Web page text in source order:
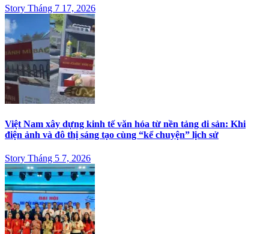
Story Tháng 7 17, 2026
Việt Nam xây dựng kinh tế văn hóa từ nền tảng di sản: Khi
điện ảnh và đô thị sáng tạo cùng “kể chuyện” lịch sử
Story Tháng 5 7, 2026